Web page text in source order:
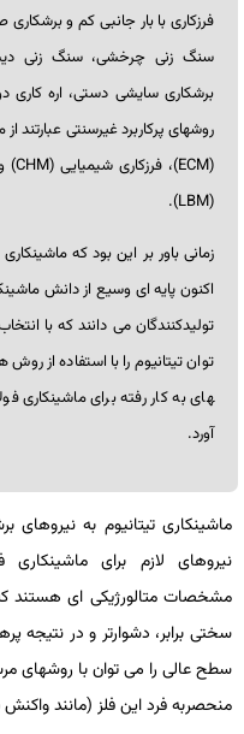
فرزکاری با بار جانبی کم و برشکاری
سنگ ­زنی چرخشی، سنگ ­زنی
برشکاری سایشی دستی، اره­ کاری
روش­های پرکاربرد غیرسنتی عبارتند
(
ECM)، فرزکاری شیمیایی (CHM
)
(
LBM
).
زمانی باور بر این بود که
اکنون پایه ­ای وسیع از دانش
آورد.
ماشین­کاری تیتانیوم به نیروهای
نیروهای لازم برای ماشین­کاری
مشخصات متالورژیکی ­ای هستند که
سختی برابر، دشوارتر و در نتیجه
سطح عالی را می­ توان با روش­های
منحصربه فرد این فلز (مانند